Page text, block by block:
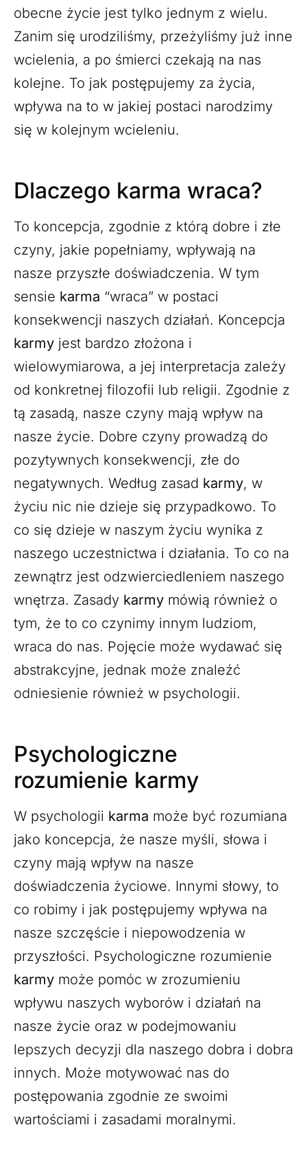
obecne życie jest tylko jednym z wielu.
Zanim się urodziliśmy, przeżyliśmy już inne
wcielenia, a po śmierci czekają na nas
kolejne. To jak postępujemy za życia,
wpływa na to w jakiej postaci narodzimy
się w kolejnym wcieleniu.
Dlaczego karma wraca?
To koncepcja, zgodnie z którą dobre i złe
czyny, jakie popełniamy, wpływają na
nasze przyszłe doświadczenia. W tym
sensie karma “wraca” w postaci
konsekwencji naszych działań. Koncepcja
karmy jest bardzo złożona i
wielowymiarowa, a jej interpretacja zależy
od konkretnej filozofii lub religii. Zgodnie z
tą zasadą, nasze czyny mają wpływ na
nasze życie. Dobre czyny prowadzą do
pozytywnych konsekwencji, złe do
negatywnych. Według zasad karmy, w
życiu nic nie dzieje się przypadkowo. To
co się dzieje w naszym życiu wynika z
naszego uczestnictwa i działania. To co na
zewnątrz jest odzwierciedleniem naszego
wnętrza. Zasady karmy mówią również o
tym, że to co czynimy innym ludziom,
wraca do nas. Pojęcie może wydawać się
abstrakcyjne, jednak może znaleźć
odniesienie również w psychologii.
Psychologiczne
rozumienie karmy
W psychologii karma może być rozumiana
jako koncepcja, że nasze myśli, słowa i
czyny mają wpływ na nasze
doświadczenia życiowe. Innymi słowy, to
co robimy i jak postępujemy wpływa na
nasze szczęście i niepowodzenia w
przyszłości. Psychologiczne rozumienie
karmy może pomóc w zrozumieniu
wpływu naszych wyborów i działań na
nasze życie oraz w podejmowaniu
lepszych decyzji dla naszego dobra i dobra
innych. Może motywować nas do
postępowania zgodnie ze swoimi
wartościami i zasadami moralnymi.